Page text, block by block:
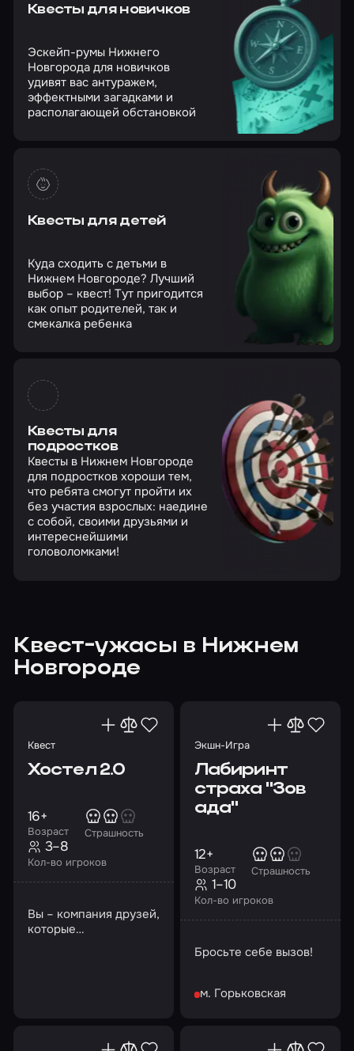
Квесты для новичков
Эскейп-румы Нижнего
Новгорода для новичков
удивят вас антуражем,
эффектными загадками и
располагающей обстановкой
Квесты для детей
Куда сходить с детьми в
Нижнем Новгороде? Лучший
выбор – квест! Тут пригодится
как опыт родителей, так и
смекалка ребенка
Квесты для
подростков
Квесты в Нижнем Новгороде
для подростков хороши тем,
что ребята смогут пройти их
без участия взрослых: наедине
с собой, своими друзьями и
интереснейшими
головоломками!
Квест-ужасы в Нижнем
Новгороде
Квест
Хостел 2.0
Возраст
16+
Страшность
Кол-во игроков
3–8
Вы – компания друзей,
которые
Экшн-Игра
Лабиринт
страха "Зов
ада"
Возраст
12+
Страшность
Кол-во игроков
1–10
Бросьте себе вызов!
м. Горьковская